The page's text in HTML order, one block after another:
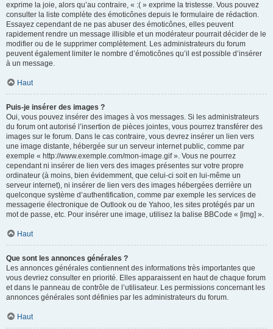
exprime la joie, alors qu’au contraire, « :( » exprime la tristesse. Vous pouvez
consulter la liste complète des émoticônes depuis le formulaire de rédaction.
Essayez cependant de ne pas abuser des émoticônes, elles peuvent
rapidement rendre un message illisible et un modérateur pourrait décider de le
modifier ou de le supprimer complètement. Les administrateurs du forum
peuvent également limiter le nombre d’émoticônes qu’il est possible d’insérer
à un message.
Haut
Puis-je insérer des images ?
Oui, vous pouvez insérer des images à vos messages. Si les administrateurs
du forum ont autorisé l’insertion de pièces jointes, vous pourrez transférer des
images sur le forum. Dans le cas contraire, vous devrez insérer un lien vers
une image distante, hébergée sur un serveur internet public, comme par
exemple « http://www.exemple.com/mon-image.gif ». Vous ne pourrez
cependant ni insérer de lien vers des images présentes sur votre propre
ordinateur (à moins, bien évidemment, que celui-ci soit en lui-même un
serveur internet), ni insérer de lien vers des images hébergées derrière un
quelconque système d’authentification, comme par exemple les services de
messagerie électronique de Outlook ou de Yahoo, les sites protégés par un
mot de passe, etc. Pour insérer une image, utilisez la balise BBCode « [img] ».
Haut
Que sont les annonces générales ?
Les annonces générales contiennent des informations très importantes que
vous devriez consulter en priorité. Elles apparaissent en haut de chaque forum
et dans le panneau de contrôle de l’utilisateur. Les permissions concernant les
annonces générales sont définies par les administrateurs du forum.
Haut